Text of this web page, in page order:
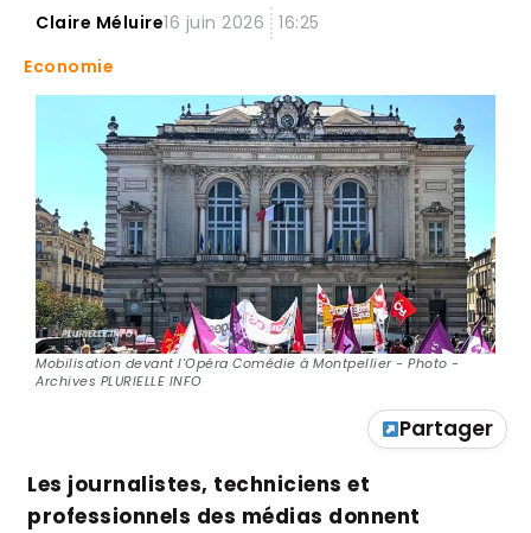
Claire Méluire16 juin 2026
16:25
Economie
Mobilisation devant l'Opéra Comédie à Montpellier - Photo -
Archives PLURIELLE INFO
Partager
Les journalistes, techniciens et
professionnels des médias donnent